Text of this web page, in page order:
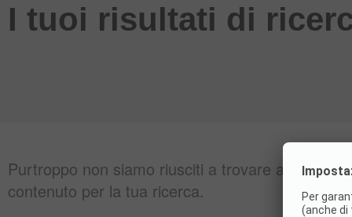
I tuoi risultati di
Purtroppo non siamo riusciti a trovare alcun
contenuto per la tua ricerca.